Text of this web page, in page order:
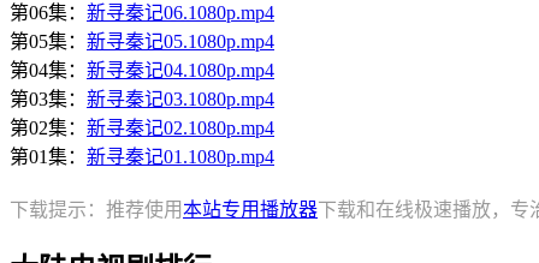
第06集： 新寻秦记06.1080p.mp4
第05集： 新寻秦记05.1080p.mp4
第04集： 新寻秦记04.1080p.mp4
第03集： 新寻秦记03.1080p.mp4
第02集： 新寻秦记02.1080p.mp4
第01集： 新寻秦记01.1080p.mp4
下载提示：推荐使用本站专用播放器下载和在线极速播放，专